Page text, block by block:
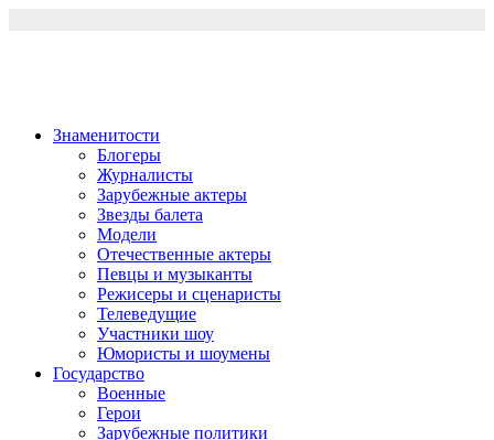
Знаменитости
Блогеры
Журналисты
Зарубежные актеры
Звезды балета
Модели
Отечественные актеры
Певцы и музыканты
Режисеры и сценаристы
Телеведущие
Участники шоу
Юмористы и шоумены
Государство
Военные
Герои
Зарубежные политики